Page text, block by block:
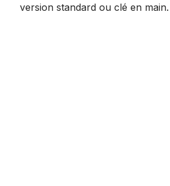
version standard ou clé en main.